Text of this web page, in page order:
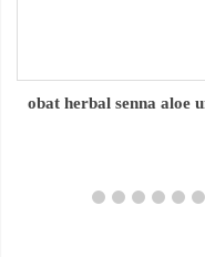
obat herbal senna aloe